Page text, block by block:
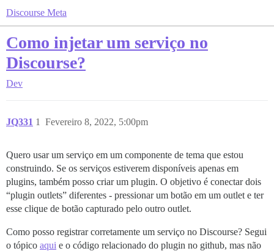
Discourse Meta
Como injetar um serviço no
Discourse?
Dev
JQ331 Fevereiro 8, 2022, 5:00pm
1
Quero usar um serviço em um componente de tema que estou
construindo. Se os serviços estiverem disponíveis apenas em
plugins, também posso criar um plugin. O objetivo é conectar dois
“plugin outlets” diferentes - pressionar um botão em um outlet e ter
esse clique de botão capturado pelo outro outlet.
Como posso registrar corretamente um serviço no Discourse? Segui
o tópico aqui e o código relacionado do plugin no github, mas não